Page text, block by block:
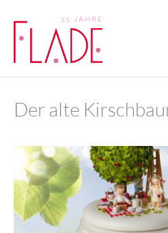
Der alte